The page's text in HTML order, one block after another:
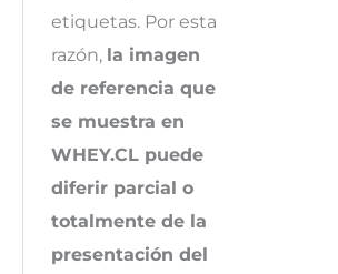
etiquetas. Por esta
razón, la imagen
de referencia que
se muestra en
WHEY.CL puede
diferir parcial o
totalmente de la
presentación del